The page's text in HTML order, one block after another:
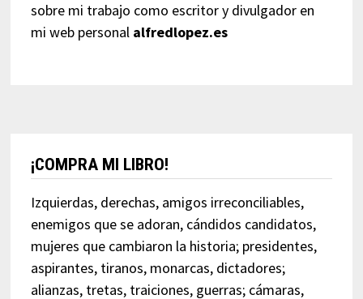
sobre mi trabajo como escritor y divulgador en
mi web personal alfredlopez.es
¡COMPRA MI LIBRO!
Izquierdas, derechas, amigos irreconciliables,
enemigos que se adoran, cándidos candidatos,
mujeres que cambiaron la historia; presidentes,
aspirantes, tiranos, monarcas, dictadores;
alianzas, tretas, traiciones, guerras; cámaras,